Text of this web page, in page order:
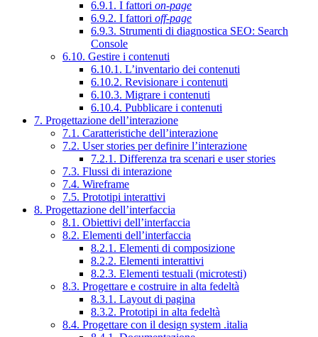
6.9.1. I fattori on-page
6.9.2. I fattori off-page
6.9.3. Strumenti di diagnostica SEO: Search
Console
6.10. Gestire i contenuti
6.10.1. L’inventario dei contenuti
6.10.2. Revisionare i contenuti
6.10.3. Migrare i contenuti
6.10.4. Pubblicare i contenuti
7. Progettazione dell’interazione
7.1. Caratteristiche dell’interazione
7.2. User stories per definire l’interazione
7.2.1. Differenza tra scenari e user stories
7.3. Flussi di interazione
7.4. Wireframe
7.5. Prototipi interattivi
8. Progettazione dell’interfaccia
8.1. Obiettivi dell’interfaccia
8.2. Elementi dell’interfaccia
8.2.1. Elementi di composizione
8.2.2. Elementi interattivi
8.2.3. Elementi testuali (microtesti)
8.3. Progettare e costruire in alta fedeltà
8.3.1. Layout di pagina
8.3.2. Prototipi in alta fedeltà
8.4. Progettare con il design system .italia